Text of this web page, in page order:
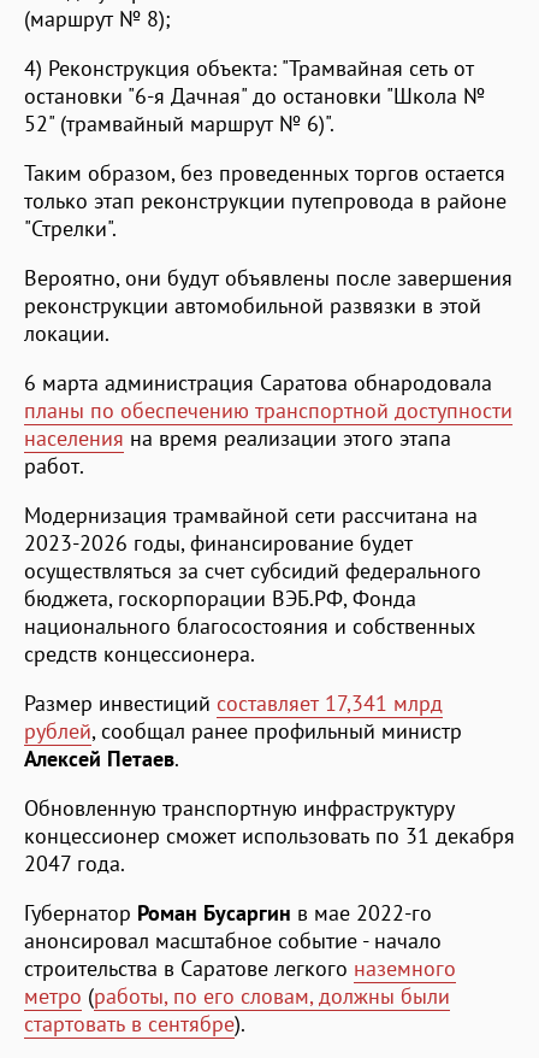
(маршрут № 8);
4) Реконструкция объекта: "Трамвайная сеть от
остановки "6-я Дачная" до остановки "Школа №
52" (трамвайный маршрут № 6)".
Таким образом, без проведенных торгов остается
только этап реконструкции путепровода в районе
"Стрелки".
Вероятно, они будут объявлены после завершения
реконструкции автомобильной развязки в этой
локации.
6 марта администрация Саратова обнародовала
планы по обеспечению транспортной доступности
населения на время реализации этого этапа
работ.
Модернизация трамвайной сети рассчитана на
2023-2026 годы, финансирование будет
осуществляться за счет субсидий федерального
бюджета, госкорпорации ВЭБ.РФ, Фонда
национального благосостояния и собственных
средств концессионера.
Размер инвестиций составляет 17,341 млрд
рублей, сообщал ранее профильный министр
Алексей Петаев.
Обновленную транспортную инфраструктуру
концессионер сможет использовать по 31 декабря
2047 года.
Губернатор Роман Бусаргин в мае 2022-го
анонсировал масштабное событие - начало
строительства в Саратове легкого наземного
метро (работы, по его словам, должны были
стартовать в сентябре).